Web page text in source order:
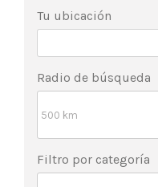
Tu ubicación
Radio de búsqueda
Filtro por categoría